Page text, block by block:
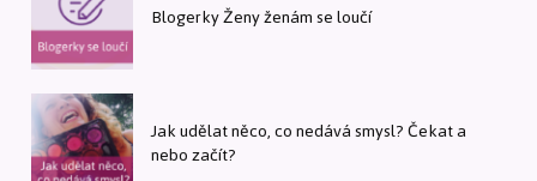
Blogerky Ženy ženám se loučí
Jak udělat něco, co nedává smysl? Čekat a
nebo začít?